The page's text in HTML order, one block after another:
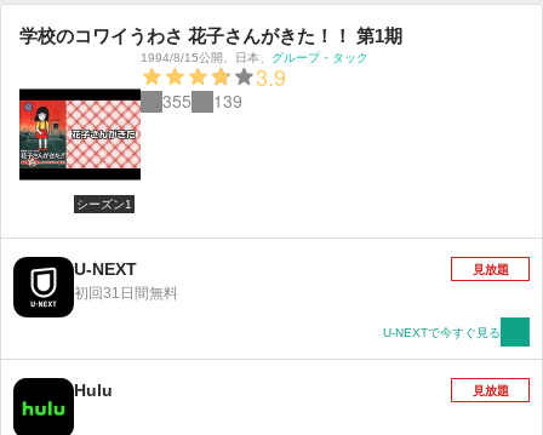
学校のコワイうわさ 花子さんがきた！！ 第1期
シーズン1
1994/8/15公開 日本 グループ・タック
3.9
355 139
U-NEXT
初回31日間無料
見放題
U-NEXTで今すぐ見る
Hulu 見放題